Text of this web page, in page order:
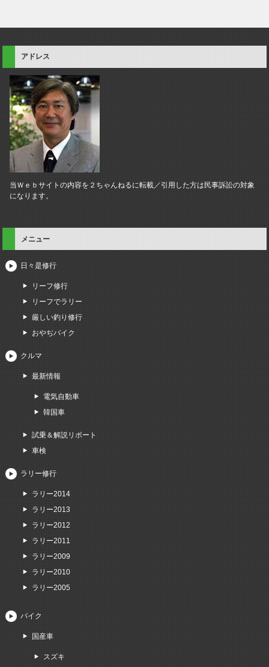
アドレス
当Ｗｅｂサイトの内容を２ちゃんねるに転載／引用した方は民事訴訟の対象
になります。
メニュー
日々是修行
リーフ修行
リーフでラリー
厳しい釣り修行
おやぢバイク
クルマ
最新情報
電気自動車
韓国車
試乗＆解説リポート
車検
ラリー修行
ラリー2014
ラリー2013
ラリー2012
ラリー2011
ラリー2009
ラリー2010
ラリー2005
バイク
国産車
スズキ